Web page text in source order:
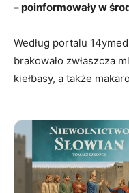
– poinformowały w
Według portalu
brakowało zwłaszcza
kiełbasy, a także